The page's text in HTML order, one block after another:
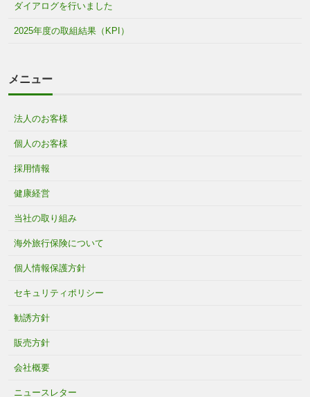
ダイアログを行いました
2025年度の取組結果（KPI）
メニュー
法人のお客様
個人のお客様
採用情報
健康経営
当社の取り組み
海外旅行保険について
個人情報保護方針
セキュリティポリシー
勧誘方針
販売方針
会社概要
ニュースレター